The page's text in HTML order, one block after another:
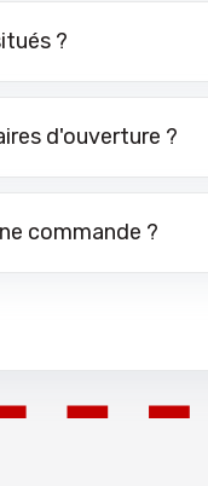
?
d'ouverture ?
commande ?